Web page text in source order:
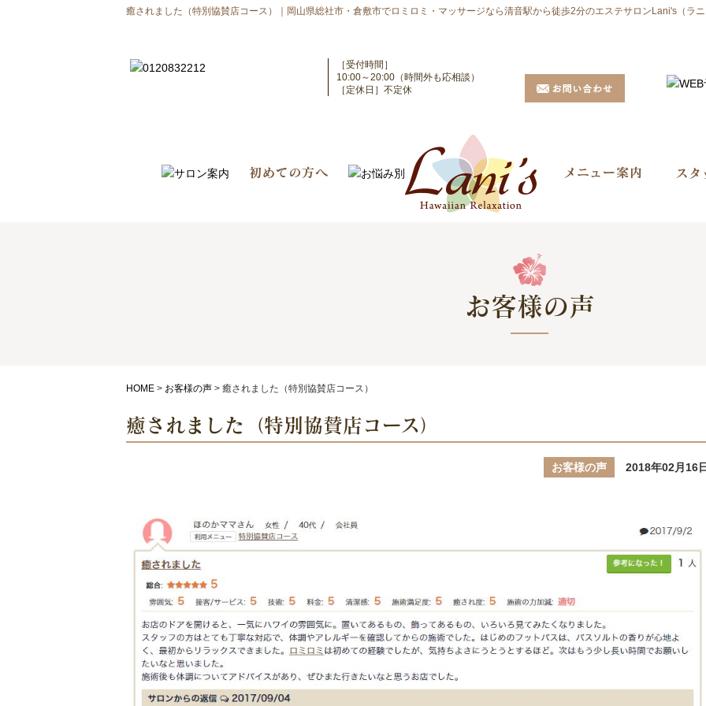
癒されました（特別協賛店コース）｜岡山県総社市・倉敷市でロミロミ・マッサージなら清音駅から徒歩2分のエステサロンLani's（ラ
［受付時間］
10:00～20:00（時間外も応相談）
［定休日］不定休
お客様の声
HOME > お客様の声 > 癒されました（特別協賛店コース）
癒されました（特別協賛店コース）
お客様の声 2018年02月16